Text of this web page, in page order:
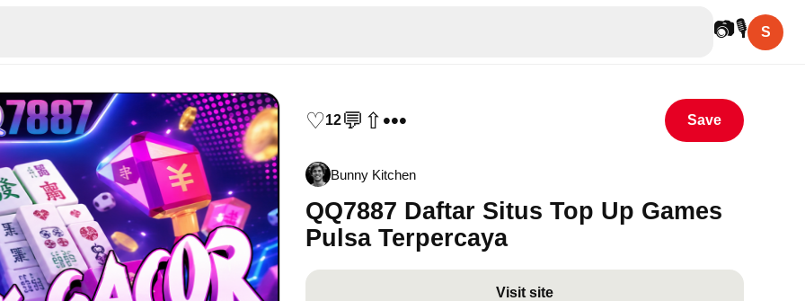
📷🎙 S
♡12💬 ⇧••• Save
Bunny Kitchen
QQ7887 Daftar Situs Top Up Games
Pulsa Terpercaya
Visit site